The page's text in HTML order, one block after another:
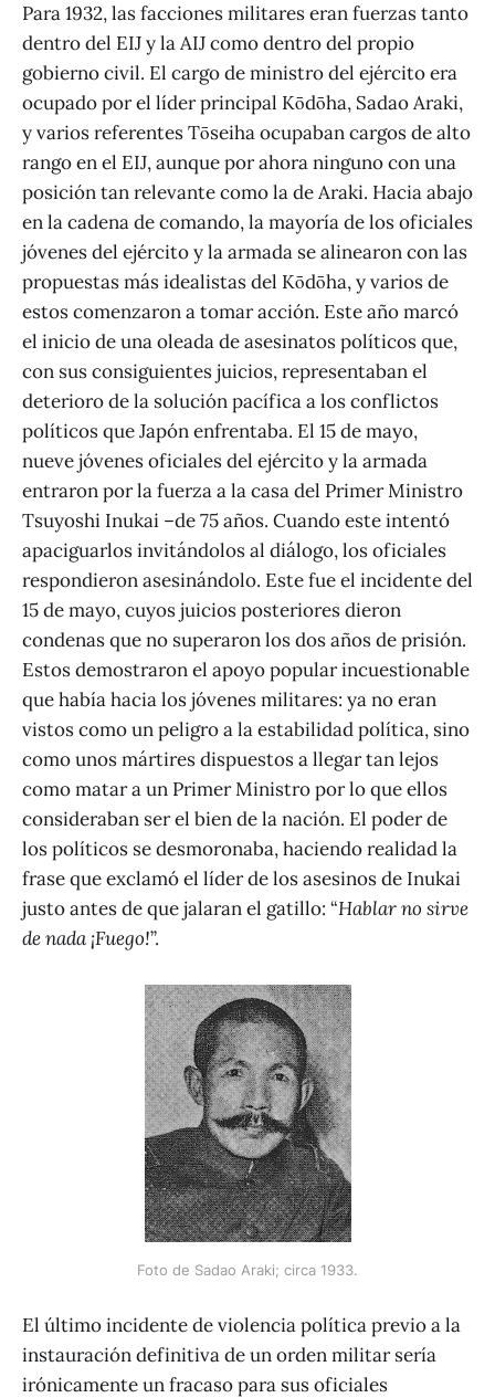
Para 1932, las facciones militares eran fuerzas tanto
dentro del EIJ y la AIJ como dentro del propio
gobierno civil. El cargo de ministro del ejército era
ocupado por el líder principal Kōdōha, Sadao Araki,
y varios referentes Tōseiha ocupaban cargos de alto
rango en el EIJ, aunque por ahora ninguno con una
posición tan relevante como la de Araki. Hacia abajo
en la cadena de comando, la mayoría de los oficiales
jóvenes del ejército y la armada se alinearon con las
propuestas más idealistas del Kōdōha, y varios de
estos comenzaron a tomar acción. Este año marcó
el inicio de una oleada de asesinatos políticos que,
con sus consiguientes juicios, representaban el
deterioro de la solución pacífica a los conflictos
políticos que Japón enfrentaba. El 15 de mayo,
nueve jóvenes oficiales del ejército y la armada
entraron por la fuerza a la casa del Primer Ministro
Tsuyoshi Inukai –de 75 años. Cuando este intentó
apaciguarlos invitándolos al diálogo, los oficiales
respondieron asesinándolo. Este fue el incidente del
15 de mayo, cuyos juicios posteriores dieron
condenas que no superaron los dos años de prisión.
Estos demostraron el apoyo popular incuestionable
que había hacia los jóvenes militares: ya no eran
vistos como un peligro a la estabilidad política, sino
como unos mártires dispuestos a llegar tan lejos
como matar a un Primer Ministro por lo que ellos
consideraban ser el bien de la nación. El poder de
los políticos se desmoronaba, haciendo realidad la
frase que exclamó el líder de los asesinos de Inukai
justo antes de que jalaran el gatillo: “Hablar no sirve
de nada ¡Fuego!”.
Foto de Sadao Araki; circa 1933.
El último incidente de violencia política previo a la
instauración definitiva de un orden militar sería
irónicamente un fracaso para sus oficiales